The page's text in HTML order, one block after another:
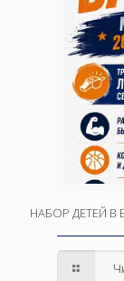
НАБОР ДЕТЕЙ В